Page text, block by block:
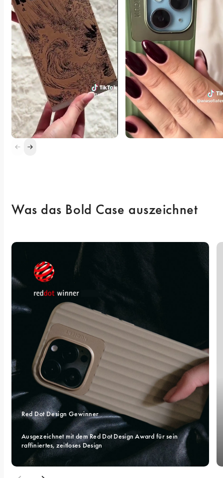
Was das Bold Case auszeichnet
Red Dot Design Gewinner
Ausgezeichnet mit dem Red Dot Design Award für sein
raffiniertes, zeitloses Design